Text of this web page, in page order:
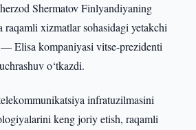
Shermatov Finlyandiyaning
raqamli xizmatlar sohasidagi yetakchi
Elisa kompaniyasi vitse-prezidenti
o‘tkazdi.
infratuzilmasini
keng joriy etish, raqamli